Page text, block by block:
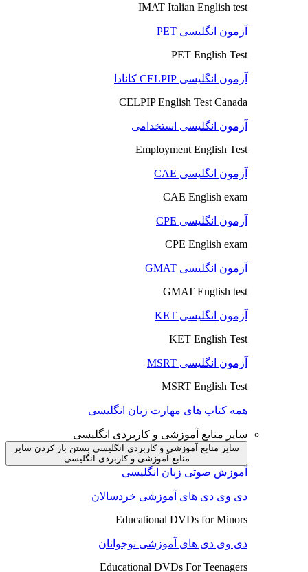
IMAT Italian English test
آزمون انگلیسی PET
PET English Test
آزمون انگلیسی CELPIP کانادا
CELPIP English Test Canada
آزمون انگلیسی استخدامی
Employment English Test
آزمون انگلیسی CAE
CAE English exam
آزمون انگلیسی CPE
CPE English exam
آزمون انگلیسی GMAT
GMAT English test
آزمون انگلیسی KET
KET English Test
آزمون انگلیسی MSRT
MSRT English Test
همه کتاب های مهارت زبان انگلیسی
سایر منابع آموزشی و کاربردی انگلیسی
سایر منابع آموزشی و کاربردی انگلیسی بستن باز کردن سایر
منابع آموزشی و کاربردی انگلیسی
آموزش صوتی زبان انگلیسی
دی وی دی های آموزشی خردسالان
Educational DVDs for Minors
دی وی دی های آموزشی نوجوانان
Educational DVDs For Teenagers